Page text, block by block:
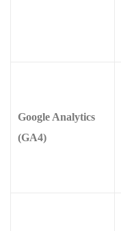
Google Analytics
(GA4)